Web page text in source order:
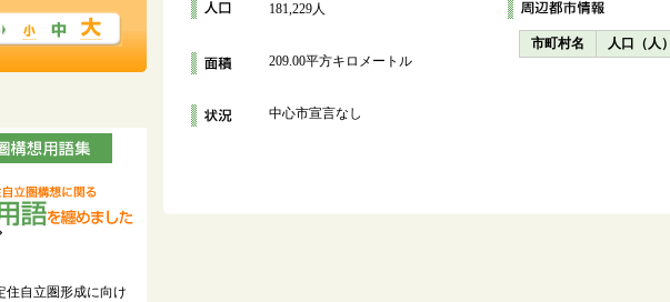
181,229人
209.00平方キロメートル
中心市宣言なし
市町村名 人口（人）
住自立圏形成に向け